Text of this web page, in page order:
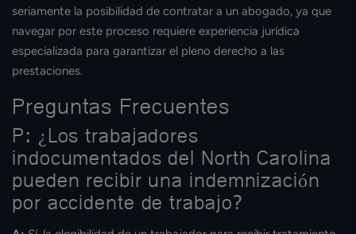
seriamente la posibilidad de contratar a un abogado, ya que
navegar por este proceso requiere experiencia jurídica
especializada para garantizar el pleno derecho a las
prestaciones.
Preguntas Frecuentes
P: ¿Los trabajadores
indocumentados del North Carolina
pueden recibir una indemnización
por accidente de trabajo?